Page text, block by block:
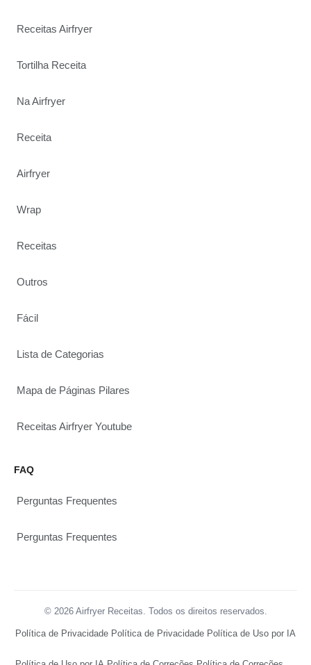
Receitas Airfryer
Tortilha Receita
Na Airfryer
Receita
Airfryer
Wrap
Receitas
Outros
Fácil
Lista de Categorias
Mapa de Páginas Pilares
Receitas Airfryer Youtube
FAQ
Perguntas Frequentes
Perguntas Frequentes
© 2026 Airfryer Receitas. Todos os direitos reservados.
Política de Privacidade Política de Privacidade Política de Uso por IA